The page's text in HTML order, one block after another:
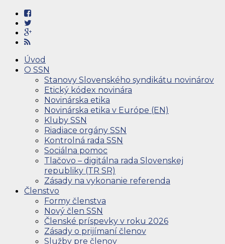
Úvod
O SSN
Stanovy Slovenského syndikátu novinárov
Etický kódex novinára
Novinárska etika
Novinárska etika v Európe (EN)
Kluby SSN
Riadiace orgány SSN
Kontrolná rada SSN
Sociálna pomoc
Tlačovo – digitálna rada Slovenskej
republiky (TR SR)
Zásady na vykonanie referenda
Členstvo
Formy členstva
Nový člen SSN
Členské príspevky v roku 2026
Zásady o prijímaní členov
Služby pre členov